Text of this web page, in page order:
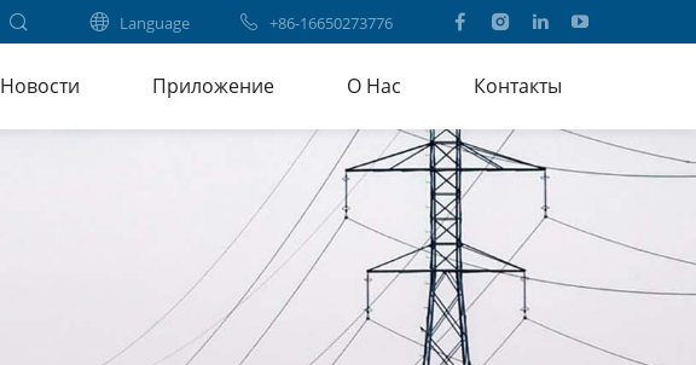
Language +86-16650273776
Новости Приложение О Нас Контакты